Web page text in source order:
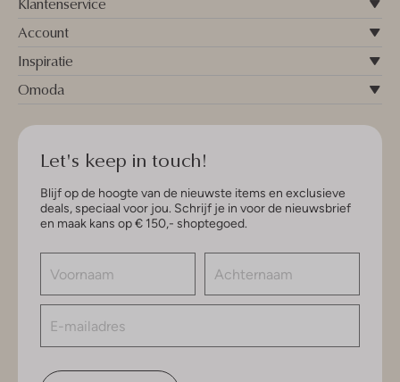
Klantenservice
Account
Inspiratie
Omoda
Let's keep in touch!
Blijf op de hoogte van de nieuwste items en exclusieve
deals, speciaal voor jou. Schrijf je in voor de nieuwsbrief
en maak kans op € 150,- shoptegoed.